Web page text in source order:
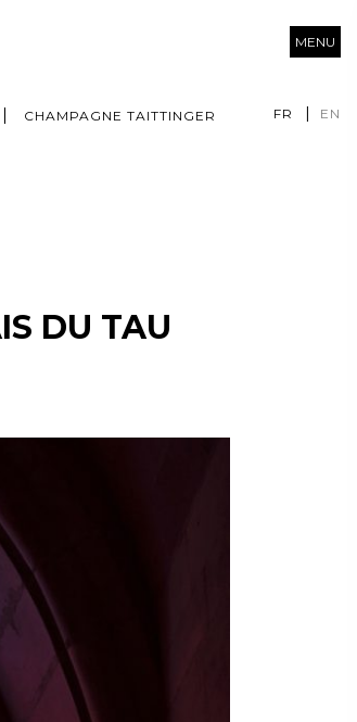
CHAMPAGNE TAITTINGER FR EN
MENU
DU TAU